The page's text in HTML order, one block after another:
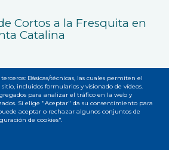
Cortos a la Fresquita en
Catalina
Legal Cookies
Básicas/técnicas, las cuales permiten el
incluidos formularios y visionado de vídeos.
para analizar el tráfico en la web y
Si elige "Aceptar" da su consentimiento para
aceptar o rechazar algunos conjuntos de
de cookies".